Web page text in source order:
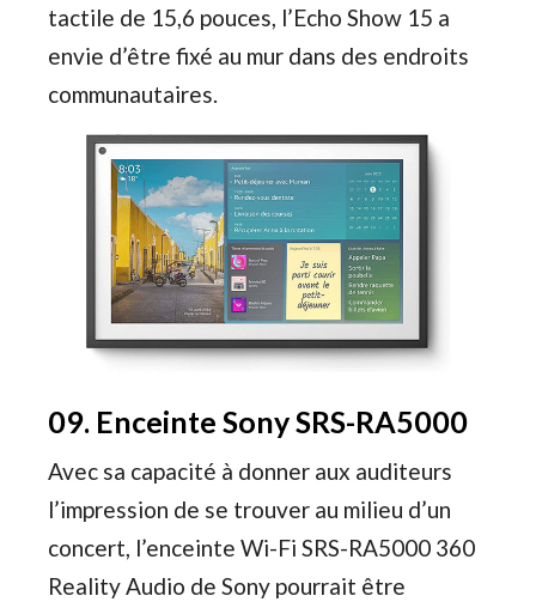
tactile de 15,6 pouces, l’Echo Show 15 a
envie d’être fixé au mur dans des endroits
communautaires.
09. Enceinte Sony SRS-RA5000
Avec sa capacité à donner aux auditeurs
l’impression de se trouver au milieu d’un
concert, l’enceinte Wi-Fi SRS-RA5000 360
Reality Audio de Sony pourrait être